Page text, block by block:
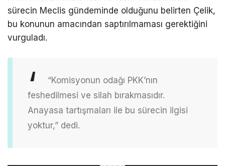
sürecin Meclis gündeminde olduğunu belirten Çelik,
bu konunun amacından saptırılmaması gerektiğini
vurguladı.
“Komisyonun odağı PKK’nın
feshedilmesi ve silah bırakmasıdır.
Anayasa tartışmaları ile bu sürecin ilgisi
yoktur,” dedi.